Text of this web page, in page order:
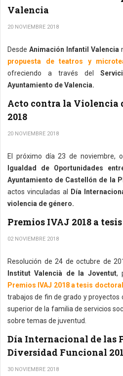
Valencia
20 NOVIEMBRE 2018
Desde Animación Infantil Valencia
propuesta de teatros y
ofreciendo a través del
Ayuntamiento de Valencia.
Acto contra la Violencia
2018
20 NOVIEMBRE 2018
El próximo día 23 de noviembre,
Igualdad de Oportunidades
Ayuntamiento de Castellón de la
actos vinculadas al
Día
violencia de género.
Premios IVAJ 2018 a
02 NOVIEMBRE 2018
Resolución de 24 de octubre de
Institut Valencià de la Joventut,
Premios IVAJ 2018 a tesis
trabajos de fin de grado y
superior de la familia de servicios
sobre temas de juventud.
Día Internacional de las
Diversidad Funcional
30 NOVIEMBRE 2018